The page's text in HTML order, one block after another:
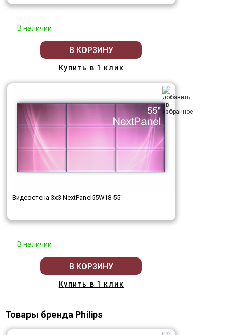
В наличии
В КОРЗИНУ
Купить в 1 клик
Видеостена 3x3 NextPanel55W18 55"
В наличии
В КОРЗИНУ
Купить в 1 клик
Товары бренда Philips